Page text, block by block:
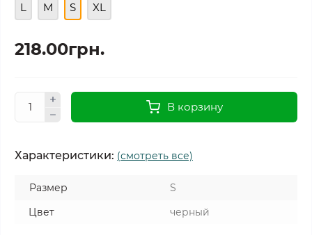
L
M S XL
218.00грн.
В корзину
Характеристики: (смотреть все)
Размер
S
Цвет
черный